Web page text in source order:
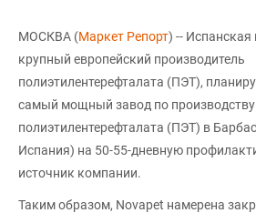
МОСКВА (Маркет Репорт) --
крупный европейский производитель
полиэтилентерефталата (ПЭТ),
самый мощный завод по производству
полиэтилентерефталата (ПЭТ) в
Испания) на 50-55-дневную
источник компании.
Таким образом, Novapet намерена